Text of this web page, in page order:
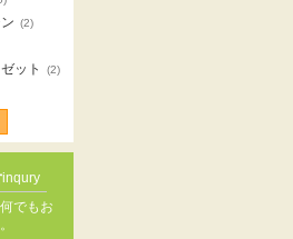
(2)
ット (2)
inqury
でもお